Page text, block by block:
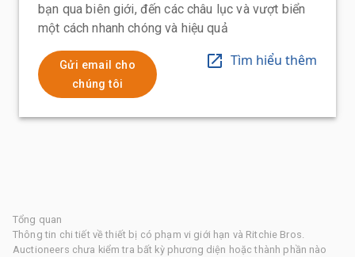
bạn qua biên giới, đến các châu lục và vượt biển
một cách nhanh chóng và hiệu quả
Gửi email cho
chúng tôi
Tìm hiểu thêm
Tổng quan
Thông tin chi tiết về thiết bị có phạm vi giới hạn và Ritchie Bros.
Auctioneers chưa kiểm tra bất kỳ phương diện hoặc thành phần nào